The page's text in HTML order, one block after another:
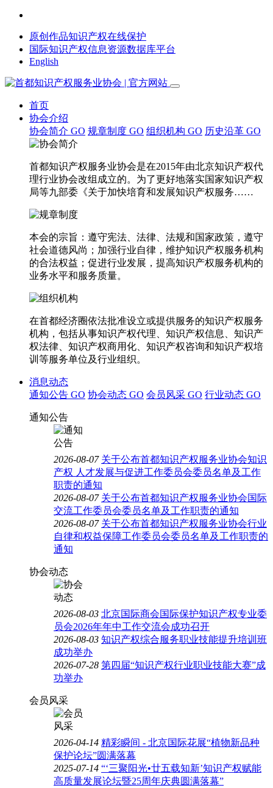
原创作品知识产权在线保护
国际知识产权信息资源数据库平台
English
首页
协会介绍
协会简介 GO 规章制度 GO 组织机构 GO 历史沿革 GO
首都知识产权服务业协会是在2015年由北京知识产权代
理行业协会改组成立的。为了更好地落实国家知识产权
局等九部委《关于加快培育和发展知识产权服务……
本会的宗旨：遵守宪法、法律、法规和国家政策，遵守
社会道德风尚；加强行业自律，维护知识产权服务机构
的合法权益；促进行业发展，提高知识产权服务机构的
业务水平和服务质量。
在首都经济圈依法批准设立或提供服务的知识产权服务
机构，包括从事知识产权代理、知识产权信息、知识产
权法律、知识产权商用化、知识产权咨询和知识产权培
训等服务单位及行业组织。
消息动态
通知公告 GO 协会动态 GO 会员风采 GO 行业动态 GO
通知公告
2026-08-07 关于公布首都知识产权服务业协会知识
产权 人才发展与促进工作委员会委员名单及工作
职责的通知
2026-08-07 关于公布首都知识产权服务业协会国际
交流工作委员会委员名单及工作职责的通知
2026-08-07 关于公布首都知识产权服务业协会行业
自律和权益保障工作委员会委员名单及工作职责的
通知
协会动态
2026-08-03 北京国际商会国际保护知识产权专业委
员会2026年年中工作交流会成功召开
2026-08-03 知识产权综合服务职业技能提升培训班
成功举办
2026-07-28 第四届“知识产权行业职业技能大赛”成
功举办
会员风采
2026-04-14 精彩瞬间 - 北京国际花展“植物新品种
保护论坛”圆满落幕
2025-07-14 “‘三聚阳光•廿五载知新’知识产权赋能
高质量发展论坛暨25周年庆典圆满落幕”